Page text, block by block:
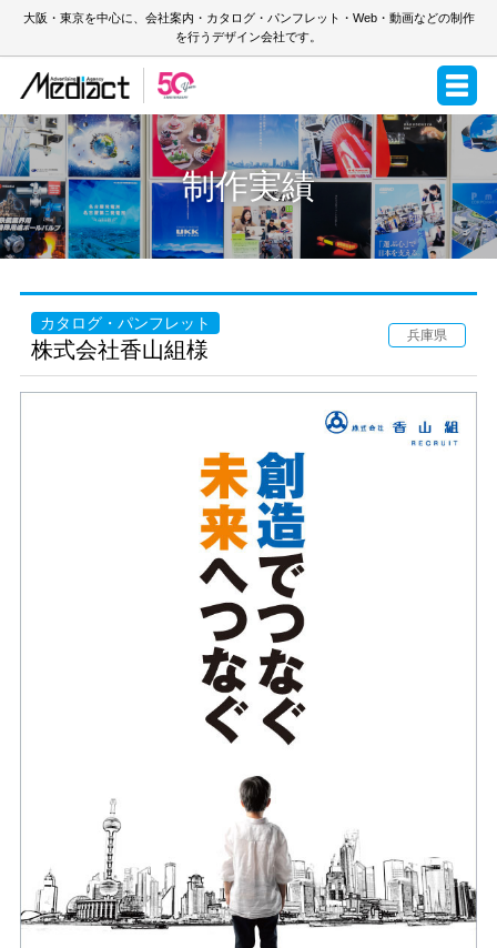
大阪・東京を中心に、会社案内・カタログ・パンフレット・Web・動画などの制作
を行うデザイン会社です。
制作実績
カタログ・パンフレット
株式会社香山組様
兵庫県